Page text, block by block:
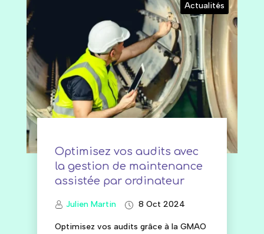
Actualités
Optimisez vos audits avec
la gestion de maintenance
assistée par ordinateur
Julien Martin 8 Oct 2024
Optimisez vos audits grâce à la GMAO